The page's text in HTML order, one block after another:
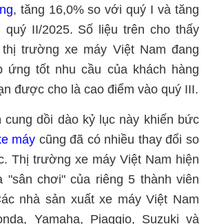
, tăng 16,0% so với quý I và tăng
II/2025. Số liệu trên cho thấy
trường xe máy Việt Nam đang
ứng tốt nhu cầu của khách hàng
được cho là cao điểm vào quý III.
cung dồi dào kỷ lục này khiến bức
máy cũng đã có nhiều thay đổi so
Thị trường xe máy Việt Nam hiện
"sân chơi" của riêng 5 thành viên
nhà sản xuất xe máy Việt Nam
Yamaha, Piaggio, Suzuki và